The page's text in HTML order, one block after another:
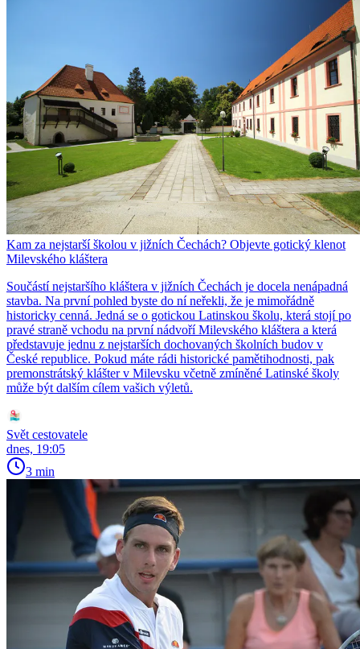
Kam za nejstarší školou v jižních Čechách? Objevte gotický klenot
Milevského kláštera
Součástí nejstaršího kláštera v jižních Čechách je docela nenápadná
stavba. Na první pohled byste do ní neřekli, že je mimořádně
historicky cenná. Jedná se o gotickou Latinskou školu, která stojí po
pravé straně vchodu na první nádvoří Milevského kláštera a která
představuje jednu z nejstarších dochovaných školních budov v
České republice. Pokud máte rádi historické pamětihodnosti, pak
premonstrátský klášter v Milevsku včetně zmíněné Latinské školy
může být dalším cílem vašich výletů.
Svět cestovatele
dnes, 19:05
3 min